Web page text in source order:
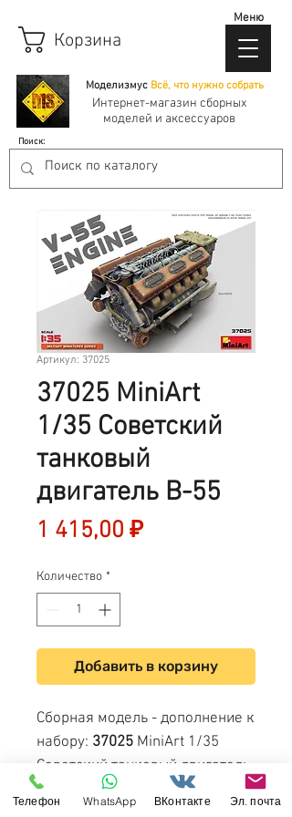
Моделизмус Всё, что нужно собрать
Корзина
Интернет-магазин сборных
моделей и аксессуаров
Поиск:
Меню
Артикул: 37025
37025 MiniArt
1/35 Советский
танковый
двигатель В-55
1 415,00 ₽Цена
Количество *
Добавить в корзину
Сборная модель - дополнение к
набору: 37025 MiniArt 1/35
Советский танковый двигатель
В-55
Телефон WhatsApp ВКонтакте Эл. почта